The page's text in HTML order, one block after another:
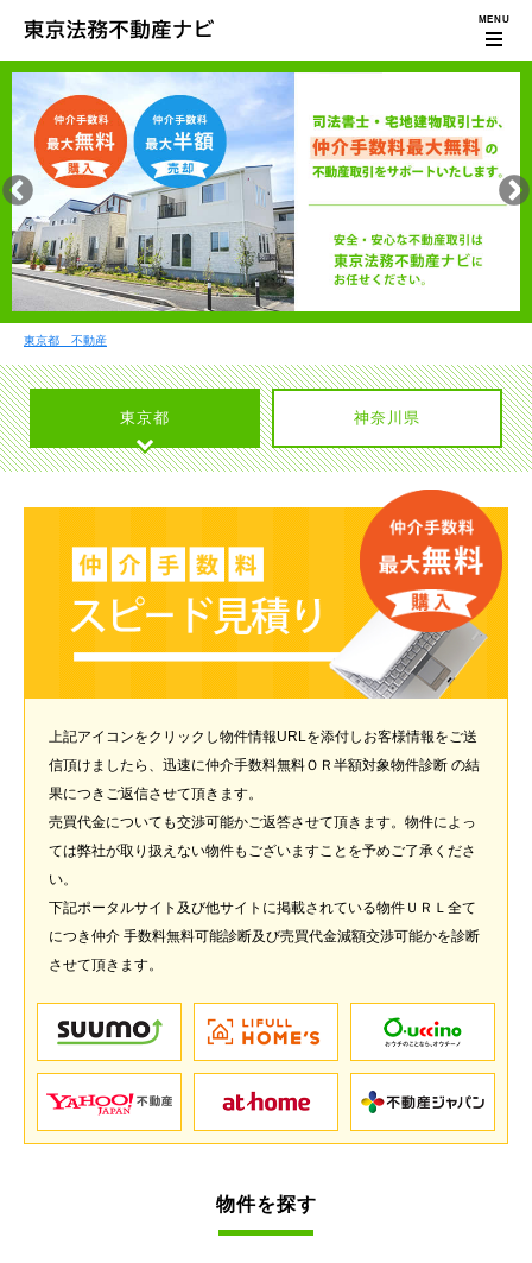
東京都 不動産
東京都 神奈川県
上記アイコンをクリックし物件情報URLを添付しお客様情報をご送
信頂けましたら、迅速に仲介手数料無料ＯＲ半額対象物件診断 の結
果につきご返信させて頂きます。
売買代金についても交渉可能かご返答させて頂きます。物件によっ
ては弊社が取り扱えない物件もございますことを予めご了承くださ
い。
下記ポータルサイト及び他サイトに掲載されている物件ＵＲＬ全て
につき仲介 手数料無料可能診断及び売買代金減額交渉可能かを診断
させて頂きます。
物件を探す